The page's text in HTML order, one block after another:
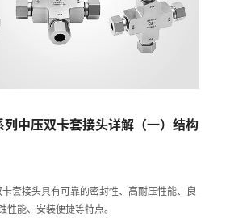
中压双卡套接头详解（一）结构
套接头具有可靠的密封性、高耐压性能、良
性能、安装便捷等特点。